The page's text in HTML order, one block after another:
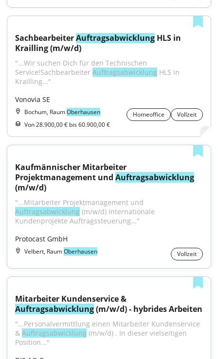
Sachbearbeiter Auftragsabwicklung HLS in
Krailling (m/w/d)
"...Wir suchen Dich für den Technischen
Service!Sachbearbeiter Auftragsabwicklung HLS in
Krailling..."
Vonovia SE
Bochum, RaumOberhausen Homeoffice
Vollzeit
Von 28.900,00 € bis 60.900,00 €
Kaufmännischer Mitarbeiter
Projektmanagement und Auftragsabwicklung
(m/w/d)
Auftragsabwicklung (m/w/d) Internationale
Kundenprojekte Auftragssteuerung..."
Protocast GmbH
Velbert, RaumOberhausen Vollzeit
Auftragsabwicklung (m/w/d) - hybrides Arbeiten
"...Personalvermittlung einen Mitarbeiter Kundenservice
& Auftragsabwicklung (m/w/d) . In dieser vielseitigen
Position..."